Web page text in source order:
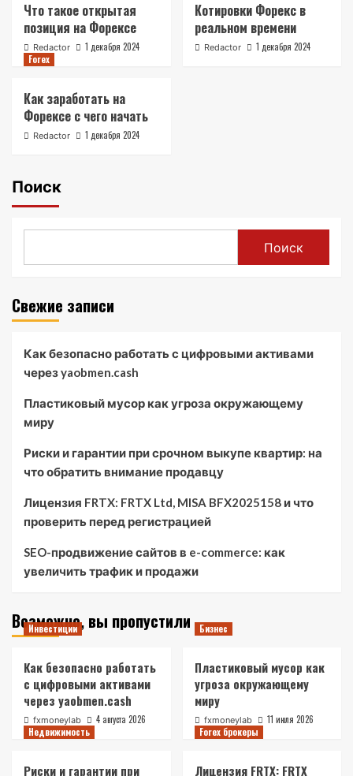
Что такое открытая
позиция на Форексе
Redactor 1 декабря 2024
Котировки Форекс в
реальном времени
Redactor
1 декабря 2024
Forex
Как заработать на
Форексе с чего начать
Redactor 1 декабря 2024
Поиск
Поиск
Свежие записи
Как безопасно работать с цифровыми активами
через yaobmen.cash
Пластиковый мусор как угроза окружающему
миру
Риски и гарантии при срочном выкупе квартир: на
что обратить внимание продавцу
Лицензия FRTX: FRTX Ltd, MISA BFX2025158 и что
проверить перед регистрацией
SEO-продвижение сайтов в e-commerce: как
увеличить трафик и продажи
Возможно, вы пропустили
Инвестиции
Как безопасно работать
с цифровыми активами
через yaobmen.cash
fxmoneylab 4 августа 2026
Бизнес
Пластиковый мусор как
угроза окружающему
миру
fxmoneylab
11 июля 2026
Недвижимость
Риски и гарантии при
Forex брокеры
Лицензия FRTX: FRTX